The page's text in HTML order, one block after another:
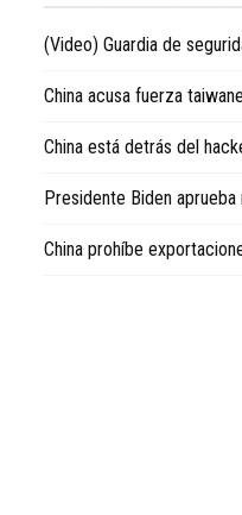
actualidad
con
en
República
consulte
(Video) Guardia de
China acusa fuerza
China está detrás del
Presidente Biden aprueba
China prohíbe